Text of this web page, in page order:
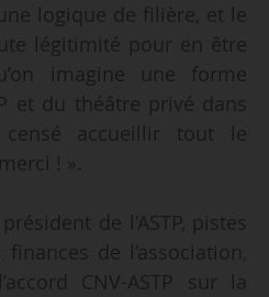
logique de filière, et le
légitimité pour en être
imagine une forme
et du théâtre privé dans
censé accueillir tout le
! ».
de l’ASTP, pistes
de l’association,
CNV-ASTP sur la